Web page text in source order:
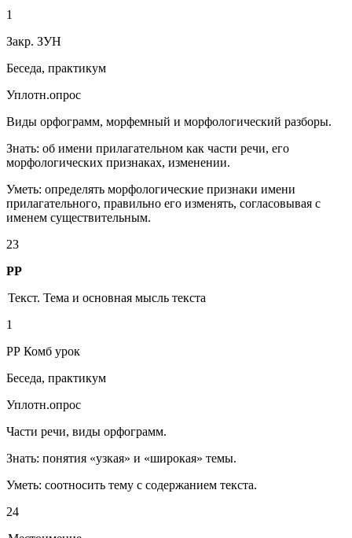
1
Закр. ЗУН
Беседа, практикум
Уплотн.опрос
Виды орфограмм, морфемный и морфологический разборы.
Знать: об имени прилагательном как части речи, его
морфологических признаках, изменении.
Уметь: определять морфологические признаки имени
прилагательного, правильно его изменять, согласовывая с
именем существительным.
23
РР
Текст. Тема и основная мысль текста
1
РР Комб урок
Беседа, практикум
Уплотн.опрос
Части речи, виды орфограмм.
Знать: понятия «узкая» и «широкая» темы.
Уметь: соотносить тему с содержанием текста.
24